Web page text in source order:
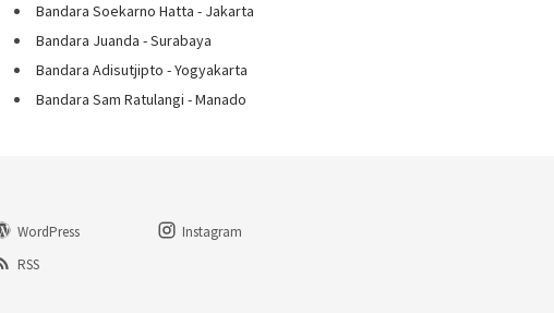
Bandara Soekarno Hatta - Jakarta
Bandara Juanda - Surabaya
Bandara Adisutjipto - Yogyakarta
Bandara Sam Ratulangi - Manado
WordPress
Instagram
RSS